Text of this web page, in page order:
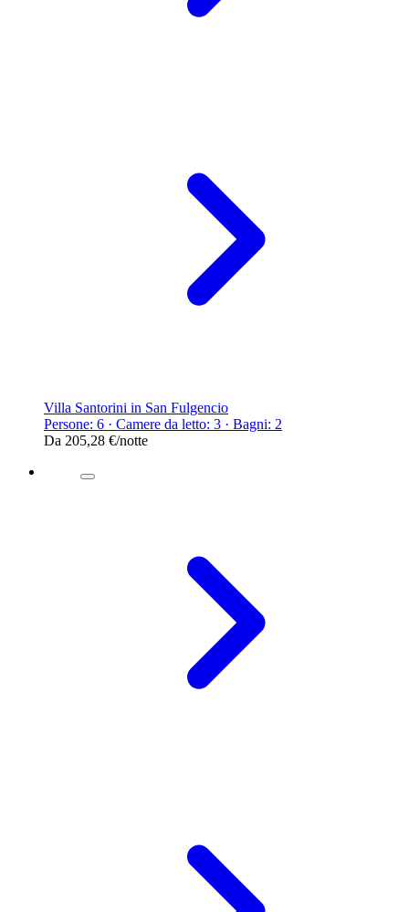
Villa Santorini in San Fulgencio
Persone: 6 · Camere da letto: 3 · Bagni: 2
Da 205,28 €/notte